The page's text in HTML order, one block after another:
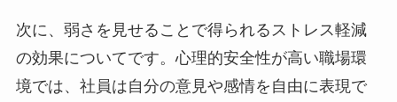
次に、弱さを見せることで得られるストレス軽減
の効果についてです。心理的安全性が高い職場環
境では、社員は自分の意見や感情を自由に表現で